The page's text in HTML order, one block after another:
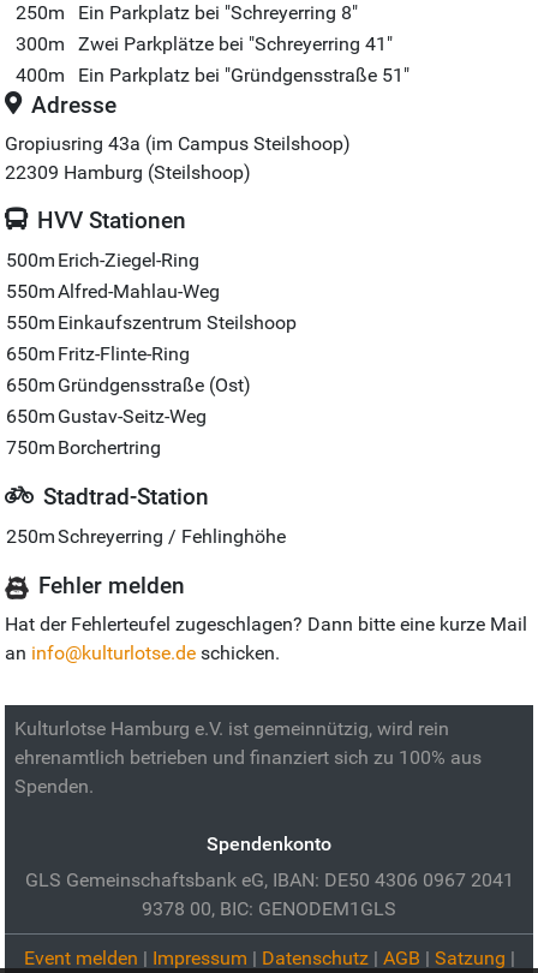
250m
Ein Parkplatz bei "Schreyerring 8"
300m
Zwei Parkplätze bei "Schreyerring 41"
400m
Ein Parkplatz bei "Gründgensstraße 51"
Adresse
Gropiusring 43a (im Campus Steilshoop)
22309 Hamburg (Steilshoop)
HVV Stationen
500m Erich-Ziegel-Ring
550mAlfred-Mahlau-Weg
550m Einkaufszentrum Steilshoop
650m Fritz-Flinte-Ring
650m Gründgensstraße (Ost)
650m Gustav-Seitz-Weg
750m Borchertring
Stadtrad-Station
250mSchreyerring / Fehlinghöhe
Fehler melden
Hat der Fehlerteufel zugeschlagen? Dann bitte eine kurze Mail
an info@kulturlotse.de schicken.
Kulturlotse Hamburg e.V. ist gemeinnützig, wird rein
ehrenamtlich betrieben und finanziert sich zu 100% aus
Spenden.
Spendenkonto
GLS Gemeinschaftsbank eG, IBAN: DE50 4306 0967 2041
9378 00, BIC: GENODEM1GLS
Event melden | Impressum | Datenschutz| AGB | Satzung |